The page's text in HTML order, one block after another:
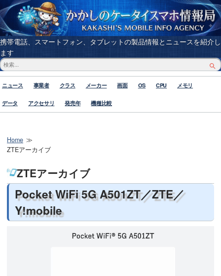
携帯電話、スマートフォン、タブレットの製品情報とニュースを紹介し
ます
ニュース 事業者 クラス メーカー 画面 OS CPU メモリ
データ アクセサリ 発売年 機種比較
Home
ZTEアーカイブ
ZTEアーカイブ
Pocket WiFi 5G A501ZT／ZTE／
Y!mobile